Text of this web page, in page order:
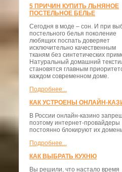
5 ПРИЧИН КУПИТЬ ЛЬНЯНОЕ
ПОСТЕЛЬНОЕ БЕЛЬЕ
Сегодня в моде – сон. И при
постельного белья поколение
любящих поспать доверяет
исключительно качественным
тканям без синтетических
Натуральный домашний
становятся главным
каждом современном доме.
Подробнее...
КАК УСТРОЕНЫ ОНЛАЙН-
В России онлайн-казино
поэтому интернет-провайдеры
постоянно блокируют их
Подробнее...
КАК ВЫБРАТЬ КУХНЮ
Вы решили, что настало время